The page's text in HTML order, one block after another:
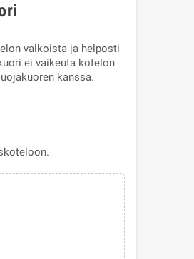
valkoista ja helposti
ei vaikeuta kotelon
kanssa.